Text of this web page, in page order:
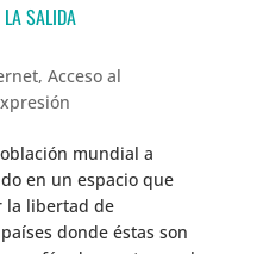
SALIDA
, Acceso al
mundial a
en un espacio que
la libertad de
donde éstas son